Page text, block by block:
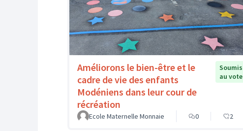
Améliorons le bien-être et le
cadre de vie des enfants
Modéniens dans leur cour de
récréation
Soumis
au vote
Ecole Maternelle Monnaie 0 2